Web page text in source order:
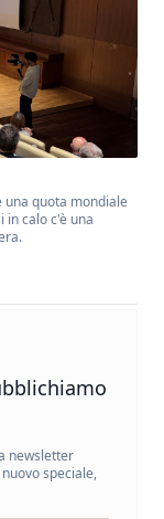
una quota mondiale
in calo c'è una
newsletter
speciale,